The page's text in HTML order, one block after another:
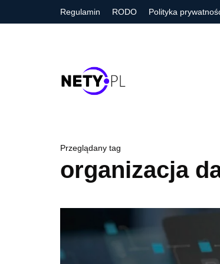
Regulamin RODO Polityka
Przeglądany tag
organizacja